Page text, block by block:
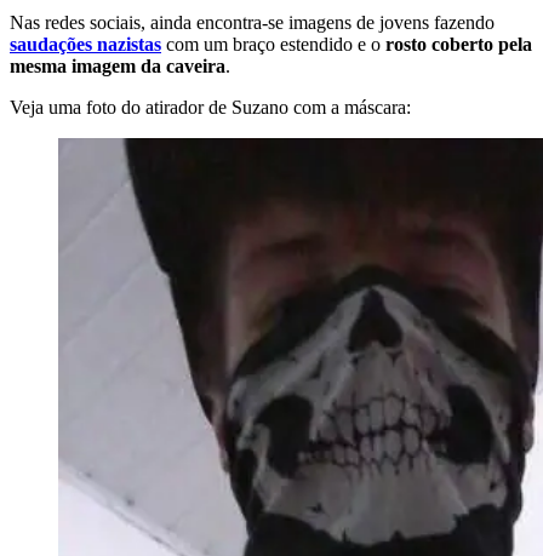
Nas redes sociais, ainda encontra-se imagens de jovens fazendo
saudações nazistas com um braço estendido e o rosto coberto pela
mesma imagem da caveira.
Veja uma foto do atirador de Suzano com a máscara: